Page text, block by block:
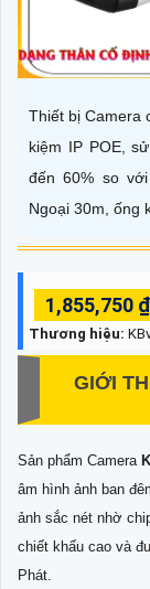
Thiết bị Camera
kiệm IP POE,
đến 60% so
Ngoại 30m, ống
1,855,750 ₫
Thương hiệu:
GIỚI
Sản phẩm Camera
âm hình ảnh ban
ảnh sắc nét nhờ
chiết khấu cao và
Phát.